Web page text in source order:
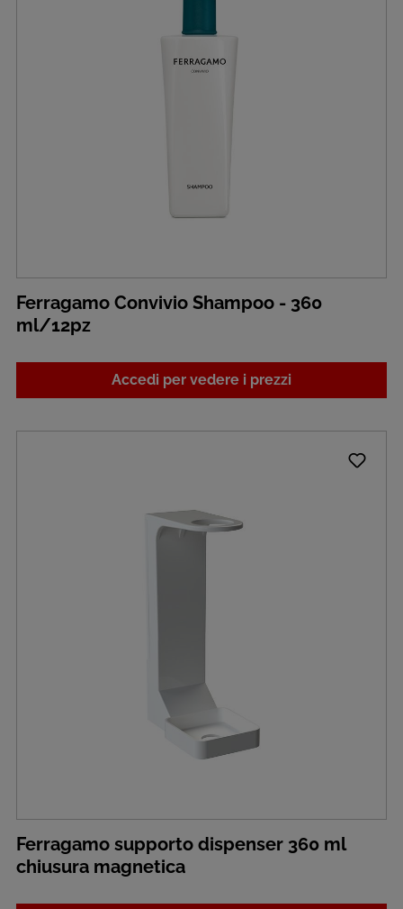
Ferragamo Convivio Shampoo - 360
ml/12pz
Accedi per vedere i prezzi
Ferragamo supporto dispenser 360 ml
chiusura magnetica